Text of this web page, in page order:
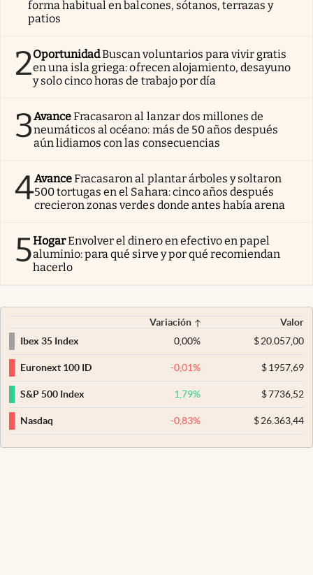
forma habitual en balcones, sótanos, terrazas y
patios
2OportunidadBuscan voluntarios para vivir gratis
en una isla griega: ofrecen alojamiento, desayuno
y solo cinco horas de trabajo por día
3AvanceFracasaron al lanzar dos millones de
neumáticos al océano: más de 50 años después
aún lidiamos con las consecuencias
4AvanceFracasaron al plantar árboles y soltaron
500 tortugas en el Sahara: cinco años después
crecieron zonas verdes donde antes había arena
5HogarEnvolver el dinero en efectivo en papel
aluminio: para qué sirve y por qué recomiendan
hacerlo
Variación
Valor
Ibex 35 Index
0,00% $20.057,00
Euronext 100 ID -0,01% $1957,69
S&P 500 Index 1,79% $7736,52
Nasdaq -0,83% $26.363,44